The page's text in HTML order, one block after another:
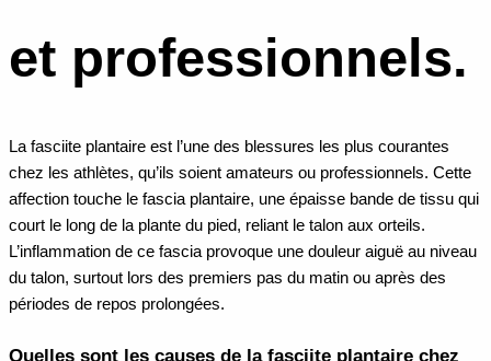
et professionnels.
La fasciite plantaire est l’une des blessures les plus courantes
chez les athlètes, qu’ils soient amateurs ou professionnels. Cette
affection touche le fascia plantaire, une épaisse bande de tissu qui
court le long de la plante du pied, reliant le talon aux orteils.
L’inflammation de ce fascia provoque une douleur aiguë au niveau
du talon, surtout lors des premiers pas du matin ou après des
périodes de repos prolongées.
Quelles sont les causes de la fasciite plantaire chez